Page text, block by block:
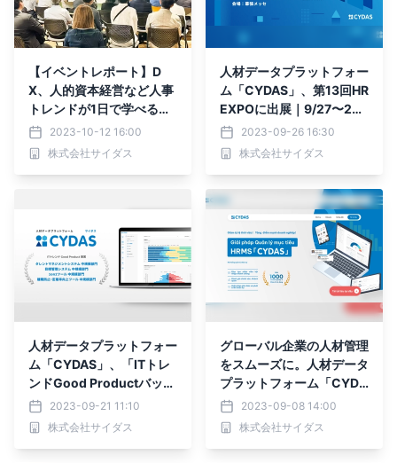
【イベントレポート】D
X、人的資本経営など人事
トレンドが1日で学べるリ
アルイベント「CYDAS PA
RTY 2023」延べ723名が
聴講
2023-10-12 16:00
株式会社サイダス
人材データプラットフォー
ム「CYDAS」、第13回HR
EXPOに出展｜9/27〜29
幕張メッセにて開催
2023-09-26 16:30
株式会社サイダス
人材データプラットフォー
ム「CYDAS」、「ITトレ
ンドGood Productバッ
ジ」を4部門で受賞
2023-09-21 11:10
株式会社サイダス
グローバル企業の人材管理
をスムーズに。人材データ
プラットフォーム「CYDA
S」ベトナム現地企業への
提供開始
2023-09-08 14:00
株式会社サイダス